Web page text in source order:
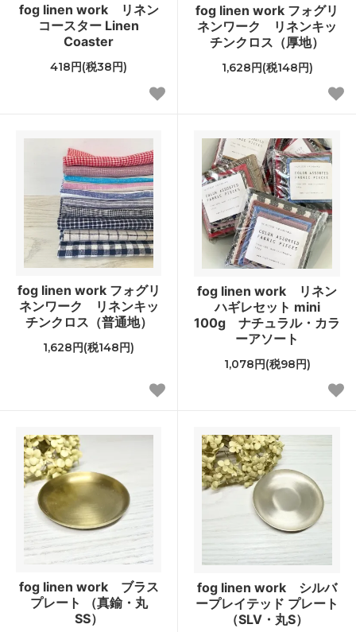
fog linen work リネン
コースター Linen
Coaster
418円(税38円)
fog linen work フォグリ
ネンワーク リネンキッ
チンクロス（厚地）
1,628円(税148円)
fog linen work フォグリ
ネンワーク リネンキッ
チンクロス（普通地）
1,628円(税148円)
fog linen work リネン
ハギレセット mini
100g ナチュラル・カラ
ーアソート
1,078円(税98円)
fog linen work ブラス
プレート （真鍮・丸
SS）
fog linen work シルバ
ープレイテッド プレート
（SLV・丸S）